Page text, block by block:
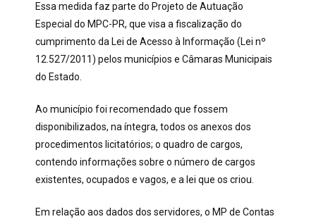
Essa medida faz parte do Projeto de Autuação
Especial do MPC-PR, que visa a fiscalização do
cumprimento da Lei de Acesso à Informação (Lei nº
12.527/2011) pelos municípios e Câmaras Municipais
do Estado.
Ao município foi recomendado que fossem
disponibilizados, na íntegra, todos os anexos dos
procedimentos licitatórios; o quadro de cargos,
contendo informações sobre o número de cargos
existentes, ocupados e vagos, e a lei que os criou.
Em relação aos dados dos servidores, o MP de Contas